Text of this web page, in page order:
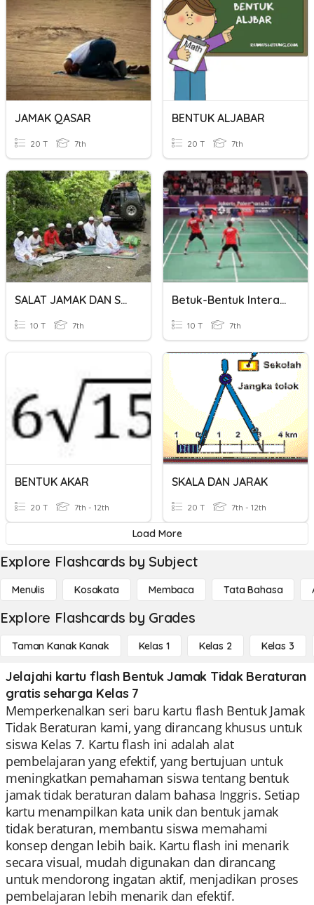
JAMAK QASAR
20 T 7th
BENTUK ALJABAR
20 T 7th
SALAT JAMAK DAN SALAT QASHAR
10 T 7th
Betuk-Bentuk Interaksi DIX PPL
10 T 7th
BENTUK AKAR
20 T 7th - 12th
SKALA DAN JARAK
20 T 7th - 12th
Load More
Explore Flashcards by Subject
Menulis Kosakata Membaca Tata Bahasa
Explore Flashcards by Grades
Taman Kanak Kanak Kelas 1 Kelas 2 Kelas 3
Jelajahi kartu flash Bentuk Jamak Tidak Beraturan
gratis seharga Kelas 7
Memperkenalkan seri baru kartu flash Bentuk Jamak
Tidak Beraturan kami, yang dirancang khusus untuk
siswa Kelas 7. Kartu flash ini adalah alat
pembelajaran yang efektif, yang bertujuan untuk
meningkatkan pemahaman siswa tentang bentuk
jamak tidak beraturan dalam bahasa Inggris. Setiap
kartu menampilkan kata unik dan bentuk jamak
tidak beraturan, membantu siswa memahami
konsep dengan lebih baik. Kartu flash ini menarik
secara visual, mudah digunakan dan dirancang
untuk mendorong ingatan aktif, menjadikan proses
pembelajaran lebih menarik dan efektif.